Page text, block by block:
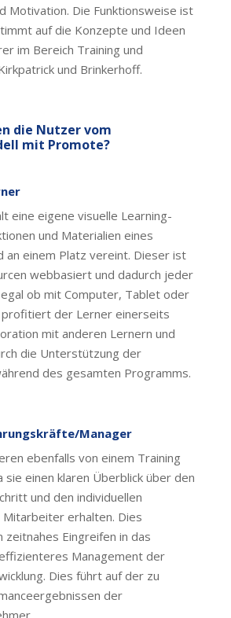
Motivation. Die Funktionsweise ist
auf die Konzepte und Ideen
im Bereich Training und
und Brinkerhoff.
die Nutzer vom
mit Promote?
eine eigene visuelle Learning-
und Materialien eines
an einem Platz vereint. Dieser ist
webbasiert und dadurch jeder
ob mit Computer, Tablet oder
profitiert der Lerner einerseits
mit anderen Lernern und
die Unterstützung der
des gesamten Programms.
Manager
ebenfalls von einem Training
einen klaren Überblick über den
und den individuellen
erhalten. Dies
zeitnahes Eingreifen in das
Management der
Dies führt auf der zu
der